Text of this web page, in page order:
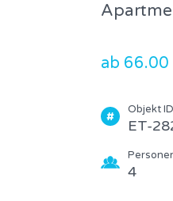
ab 66.00
Objekt ID
ET-
4